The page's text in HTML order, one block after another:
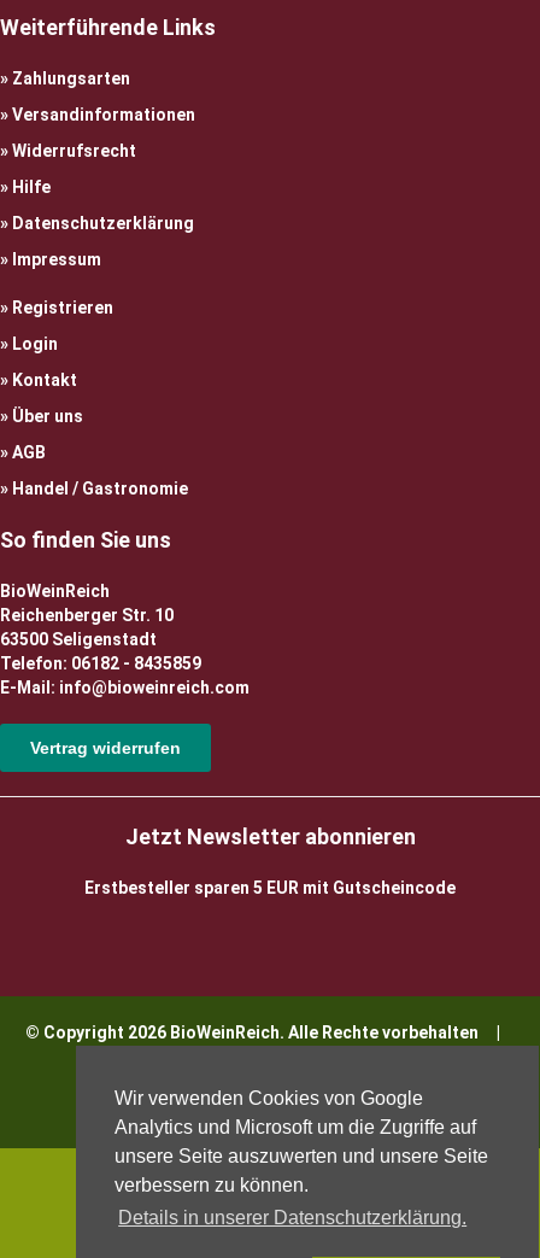
Wir verwenden Cookies von Google
Analytics und Microsoft um die Zugriffe auf
unsere Seite auszuwerten und unsere Seite
verbessern zu können.
Details in unserer Datenschutzerklärung.
Weiterführende Links
Zahlungsarten
Versandinformationen
Widerrufsrecht
Hilfe
Datenschutzerklärung
Impressum
Registrieren
Login
Kontakt
Über uns
AGB
Handel / Gastronomie
So finden Sie uns
BioWeinReich
Reichenberger Str. 10
63500 Seligenstadt
Telefon: 06182 - 8435859
E-Mail: info@bioweinreich.com
Vertrag widerrufen
Jetzt Newsletter abonnieren
Erstbesteller sparen 5 EUR mit Gutscheincode
© Copyright 2026 BioWeinReich. Alle Rechte vorbehalten |